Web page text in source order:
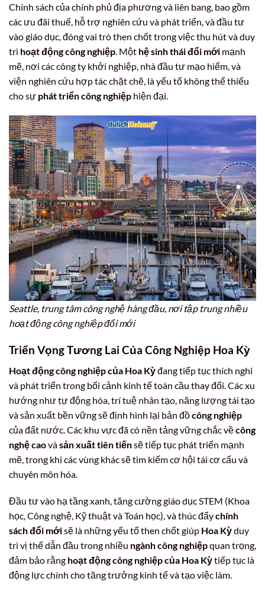
Chính sách của chính phủ địa phương và liên bang, bao gồm
các ưu đãi thuế, hỗ trợ nghiên cứu và phát triển, và đầu tư
vào giáo dục, đóng vai trò then chốt trong việc thu hút và duy
trì hoạt động công nghiệp. Một hệ sinh thái đổi mới mạnh
mẽ, nơi các công ty khởi nghiệp, nhà đầu tư mạo hiểm, và
viện nghiên cứu hợp tác chặt chẽ, là yếu tố không thể thiếu
cho sự phát triển công nghiệp hiện đại.
Seattle, trung tâm công nghệ hàng đầu, nơi tập trung nhiều
hoạt động công nghiệp đổi mới
Triển Vọng Tương Lai Của Công Nghiệp Hoa Kỳ
Hoạt động công nghiệp của Hoa Kỳđang tiếp tục thích nghi
và phát triển trong bối cảnh kinh tế toàn cầu thay đổi. Các xu
hướng như tự động hóa, trí tuệ nhân tạo, năng lượng tái tạo
và sản xuất bền vững sẽ định hình lại bản đồcông nghiệp
của đất nước. Các khu vực đã có nền tảng vững chắc vềcông
nghệ caovàsản xuất tiên tiếnsẽ tiếp tục phát triển mạnh
mẽ, trong khi các vùng khác sẽ tìm kiếm cơ hội tái cơ cấu và
chuyên môn hóa.
Đầu tư vào hạ tầng xanh, tăng cường giáo dục STEM (Khoa
học, Công nghệ, Kỹ thuật và Toán học), và thúc đẩychính
sách đổi mớisẽ là những yếu tố then chốt giúp Hoa Kỳduy
trì vị thế dẫn đầu trong nhiều ngành công nghiệpquan trọng,
đảm bảo rằng hoạt động công nghiệp của Hoa Kỳtiếp tục là
động lực chính cho tăng trưởng kinh tế và tạo việc làm.